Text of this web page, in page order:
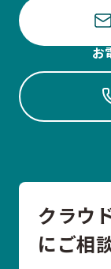
お
クラウ
にご相